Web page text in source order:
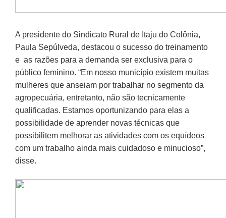
A presidente do Sindicato Rural de Itaju do Colônia,
Paula Sepúlveda, destacou o sucesso do treinamento
e as razões para a demanda ser exclusiva para o
público feminino. “Em nosso município existem muitas
mulheres que anseiam por trabalhar no segmento da
agropecuária, entretanto, não são tecnicamente
qualificadas. Estamos oportunizando para elas a
possibilidade de aprender novas técnicas que
possibilitem melhorar as atividades com os equídeos
com um trabalho ainda mais cuidadoso e minucioso”,
disse.